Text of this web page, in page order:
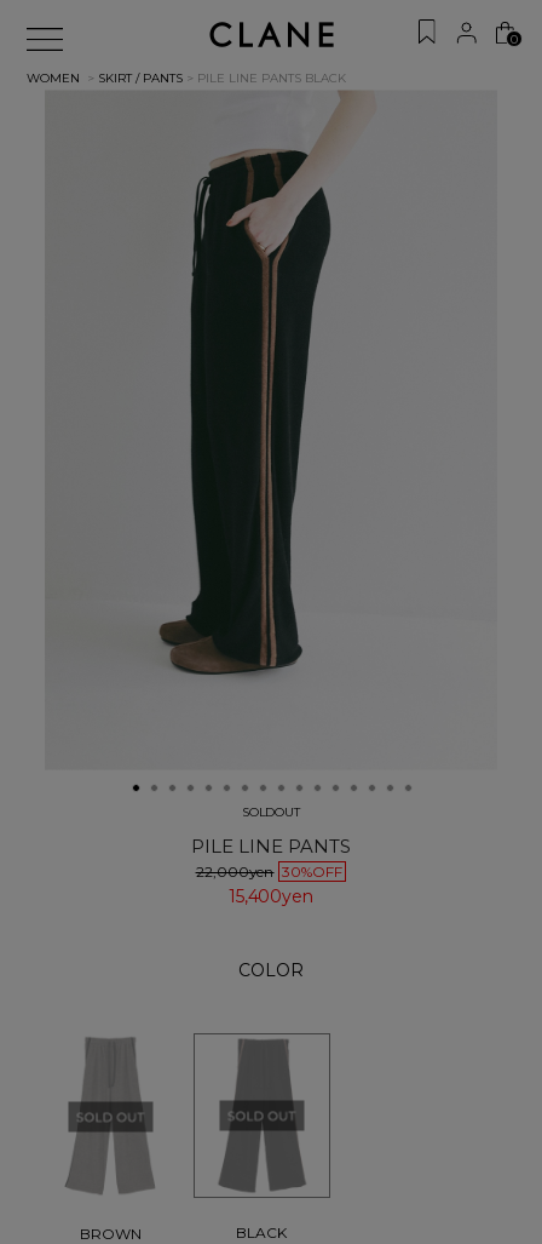
0
WOMEN > SKIRT / PANTS > PILE LINE PANTS BLACK
SOLDOUT
PILE LINE PANTS
22,000yen 30%OFF
15,400yen
COLOR
BROWN BLACK